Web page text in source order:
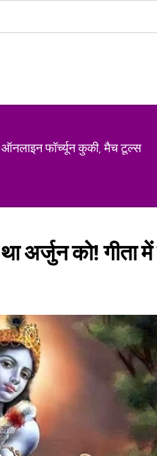
फॉर्च्यून कुकी, मैच टूल्स
अर्जुन को! गीता